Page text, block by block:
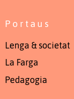
Portaus
Lenga & societat
La Farga
Pedagogia